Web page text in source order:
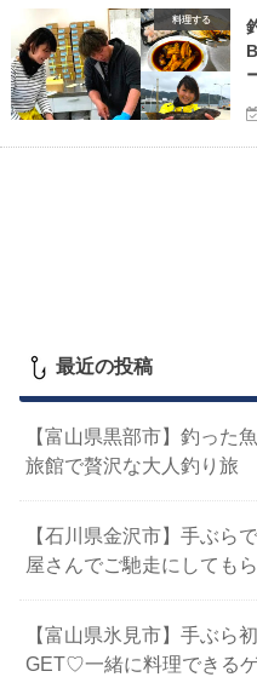
料理する
最近の投稿
【富山県黒部市】釣った
旅館で贅沢な大人釣り旅
【石川県金沢市】手ぶら
屋さんでご馳走にしても
【富山県氷見市】手ぶら
GET♡一緒に料理できる